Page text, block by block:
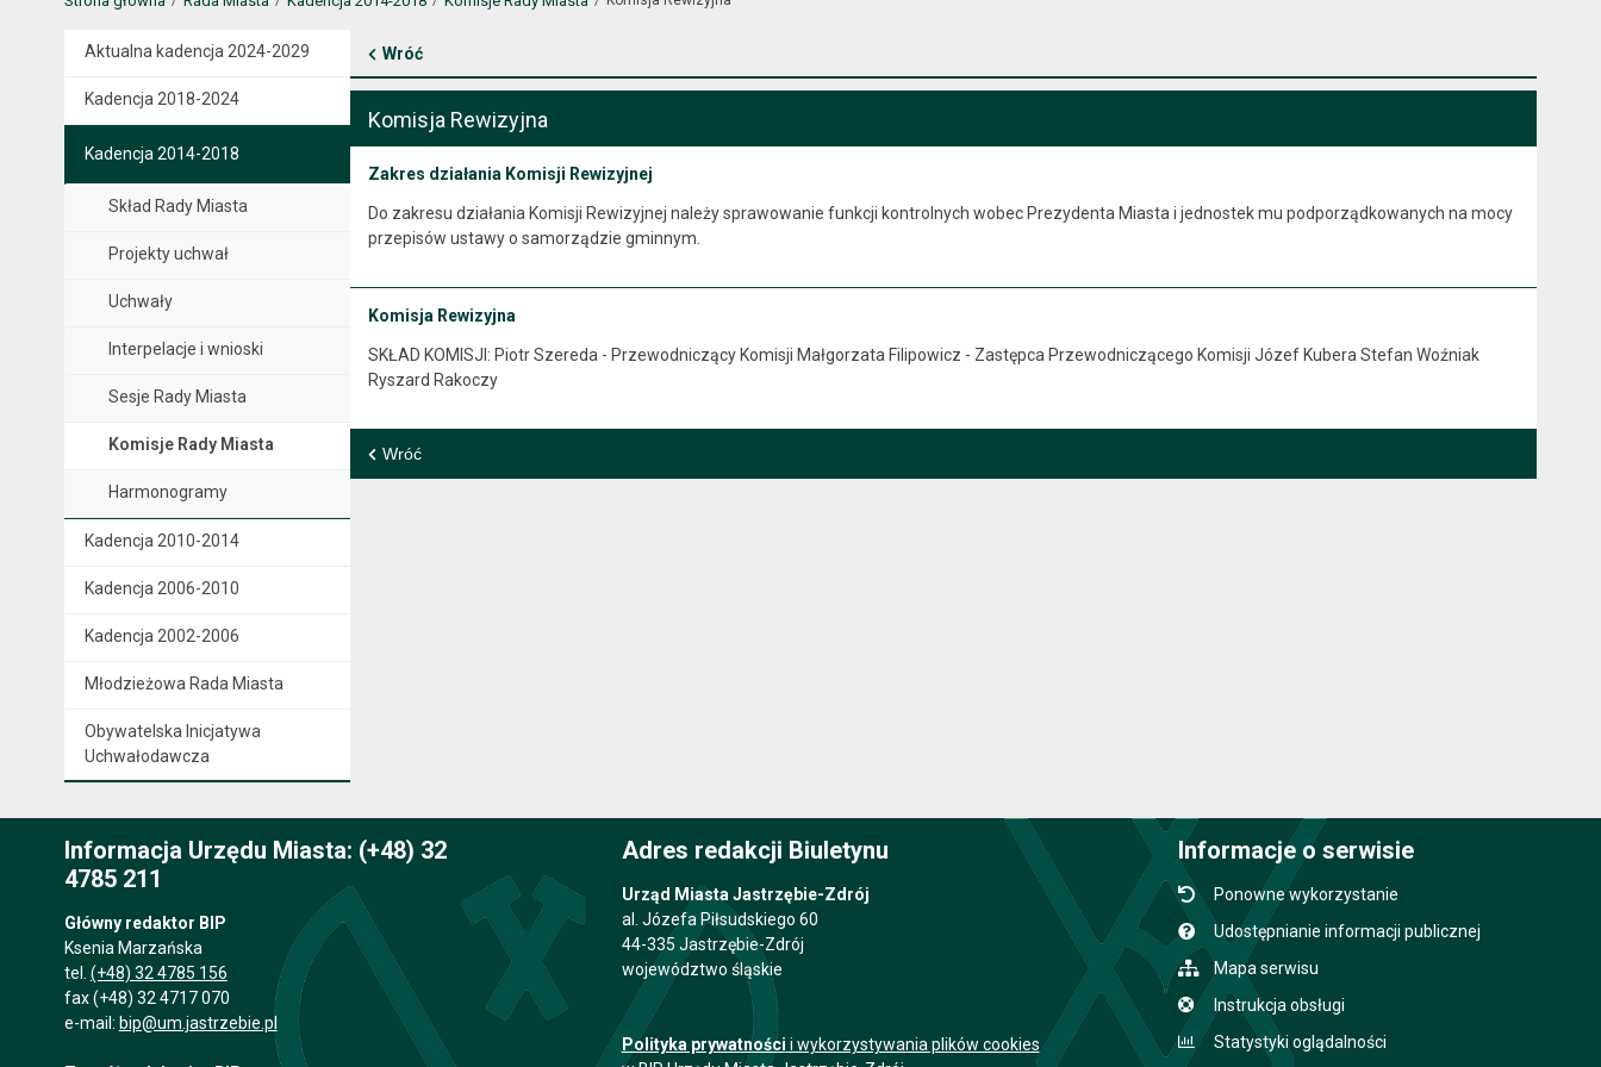
Aktualna kadencja 2024-2029
Kadencja 2018-2024
Kadencja 2014-2018
Skład Rady Miasta
Projekty uchwał
Uchwały
Interpelacje i wnioski
Sesje Rady Miasta
Komisje Rady Miasta
Harmonogramy
Kadencja 2010-2014
Kadencja 2006-2010
Kadencja 2002-2006
Młodzieżowa Rada Miasta
Obywatelska Inicjatywa
Uchwałodawcza
Wróć
Komisja Rewizyjna
Zakres działania Komisji Rewizyjnej
Do zakresu działania Komisji Rewizyjnej należy sprawowanie funkcji kontrolnych wobec Prezydenta Miasta i jednostek mu podporządkowanych na mocy
przepisów ustawy o samorządzie gminnym.
Komisja Rewizyjna
SKŁAD KOMISJI: Piotr Szereda - Przewodniczący Komisji Małgorzata Filipowicz - Zastępca Przewodniczącego Komisji Józef Kubera Stefan Woźniak
Ryszard Rakoczy
Wróć
Informacja Urzędu Miasta: (+48) 32
4785 211
Główny redaktor BIP
Ksenia Marzańska
tel. (+48) 32 4785 156
fax (+48) 32 4717 070
e-mail: bip@um.jastrzebie.pl
Adres redakcji Biuletynu
Urząd Miasta Jastrzębie-Zdrój
al. Józefa Piłsudskiego 60
44-335 Jastrzębie-Zdrój
województwo śląskie
Polityka prywatności i wykorzystywania plików cookies
Informacje o serwisie
Ponowne wykorzystanie
Udostępnianie informacji publicznej
Mapa serwisu
Instrukcja obsługi
Statystyki oglądalności